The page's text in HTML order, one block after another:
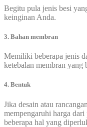
Begitu pula jenis besi
keinginan Anda.
3. Bahan membran
Memiliki beberapa jenis
ketebalan membran yang
4. Bentuk
Jika desain atau
mempengaruhi harga dari
beberapa hal yang